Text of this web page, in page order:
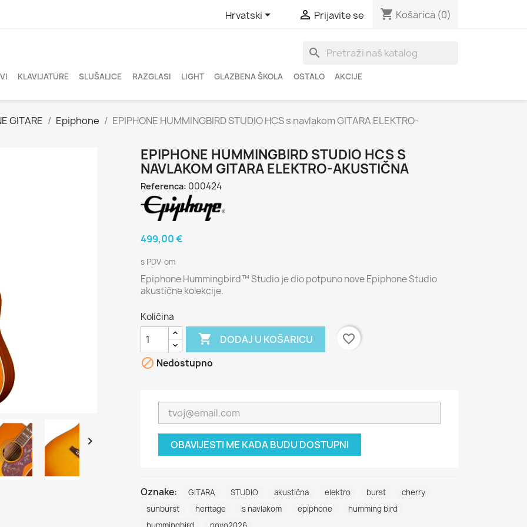
Hrvatski  Prijavite se shopping_cart Košarica (0)
search
KLAVIJATURE SLUŠALICE RAZGLASI LIGHT GLAZBENA ŠKOLA OSTALO AKCIJE
GITARE Epiphone EPIPHONE HUMMINGBIRD STUDIO HCS s navlakom GITARA ELEKTRO-

EPIPHONE HUMMINGBIRD STUDIO HCS S
NAVLAKOM GITARA ELEKTRO-AKUSTIČNA
Referenca: 000424
499,00 €
s PDV-om
Epiphone Hummingbird™ Studio je dio potpuno nove Epiphone Studio
akustične kolekcije.
Količina
 DODAJ U KOŠARICU
favorite_border
 Nedostupno
OBAVIJESTI ME KADA BUDU DOSTUPNI
Oznake: GITARA STUDIO akustična elektro burst
cherry
sunburst
heritage s navlakom epiphone
humming bird